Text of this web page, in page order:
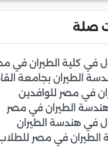
صلة
في كلية الطيران في
الطيران بجامعة
في مصر للوافدين
الطيران في مصر
في هندسة الطيران
الطيران في مصر